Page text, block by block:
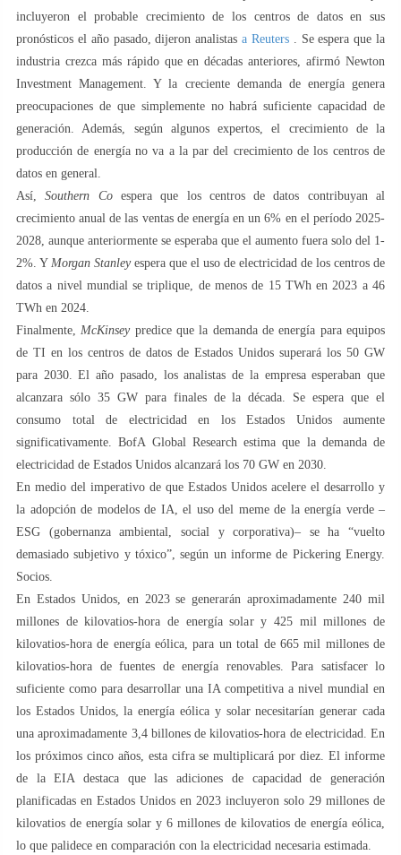
incluyeron el probable crecimiento de los centros de datos en sus
pronósticos el año pasado, dijeron analistas a Reuters. Se espera que la
industria crezca más rápido que en décadas anteriores, afirmó Newton
Investment Management. Y la creciente demanda de energía genera
preocupaciones de que simplemente no habrá suficiente capacidad de
generación. Además, según algunos expertos, el crecimiento de la
producción de energía no va a la par del crecimiento de los centros de
datos en general.
Así,Southern Coespera que los centros de datos contribuyan al
crecimiento anual de las ventas de energía en un 6% en el período 2025-
2028, aunque anteriormente se esperaba que el aumento fuera solo del 1-
2%. Y Morgan Stanleyespera que el uso de electricidad de los centros de
datos a nivel mundial se triplique, de menos de 15 TWh en 2023 a 46
TWh en 2024.
Finalmente, McKinseypredice que la demanda de energía para equipos
de TI en los centros de datos de Estados Unidos superará los 50 GW
para 2030. El año pasado, los analistas de la empresa esperaban que
alcanzara sólo 35 GW para finales de la década. Se espera que el
consumo total de electricidad en los Estados Unidos aumente
significativamente. BofA Global Research estima que la demanda de
electricidad de Estados Unidos alcanzará los 70 GW en 2030.
En medio del imperativo de que Estados Unidos acelere el desarrollo y
la adopción de modelos de IA, el uso del meme de la energía verde –
ESG (gobernanza ambiental, social y corporativa)– se ha “vuelto
demasiado subjetivo y tóxico”, según un informe de Pickering Energy.
Socios.
En Estados Unidos, en 2023 se generarán aproximadamente 240 mil
millones de kilovatios-hora de energía solar y 425 mil millones de
kilovatios-hora de energía eólica, para un total de 665 mil millones de
kilovatios-hora de fuentes de energía renovables. Para satisfacer lo
suficiente como para desarrollar una IA competitiva a nivel mundial en
los Estados Unidos, la energía eólica y solar necesitarían generar cada
una aproximadamente 3,4 billones de kilovatios-hora de electricidad. En
los próximos cinco años, esta cifra se multiplicará por diez. El informe
de la EIA destaca que las adiciones de capacidad de generación
planificadas en Estados Unidos en 2023 incluyeron solo 29 millones de
kilovatios de energía solar y 6 millones de kilovatios de energía eólica,
lo que palidece en comparación con la electricidad necesaria estimada.